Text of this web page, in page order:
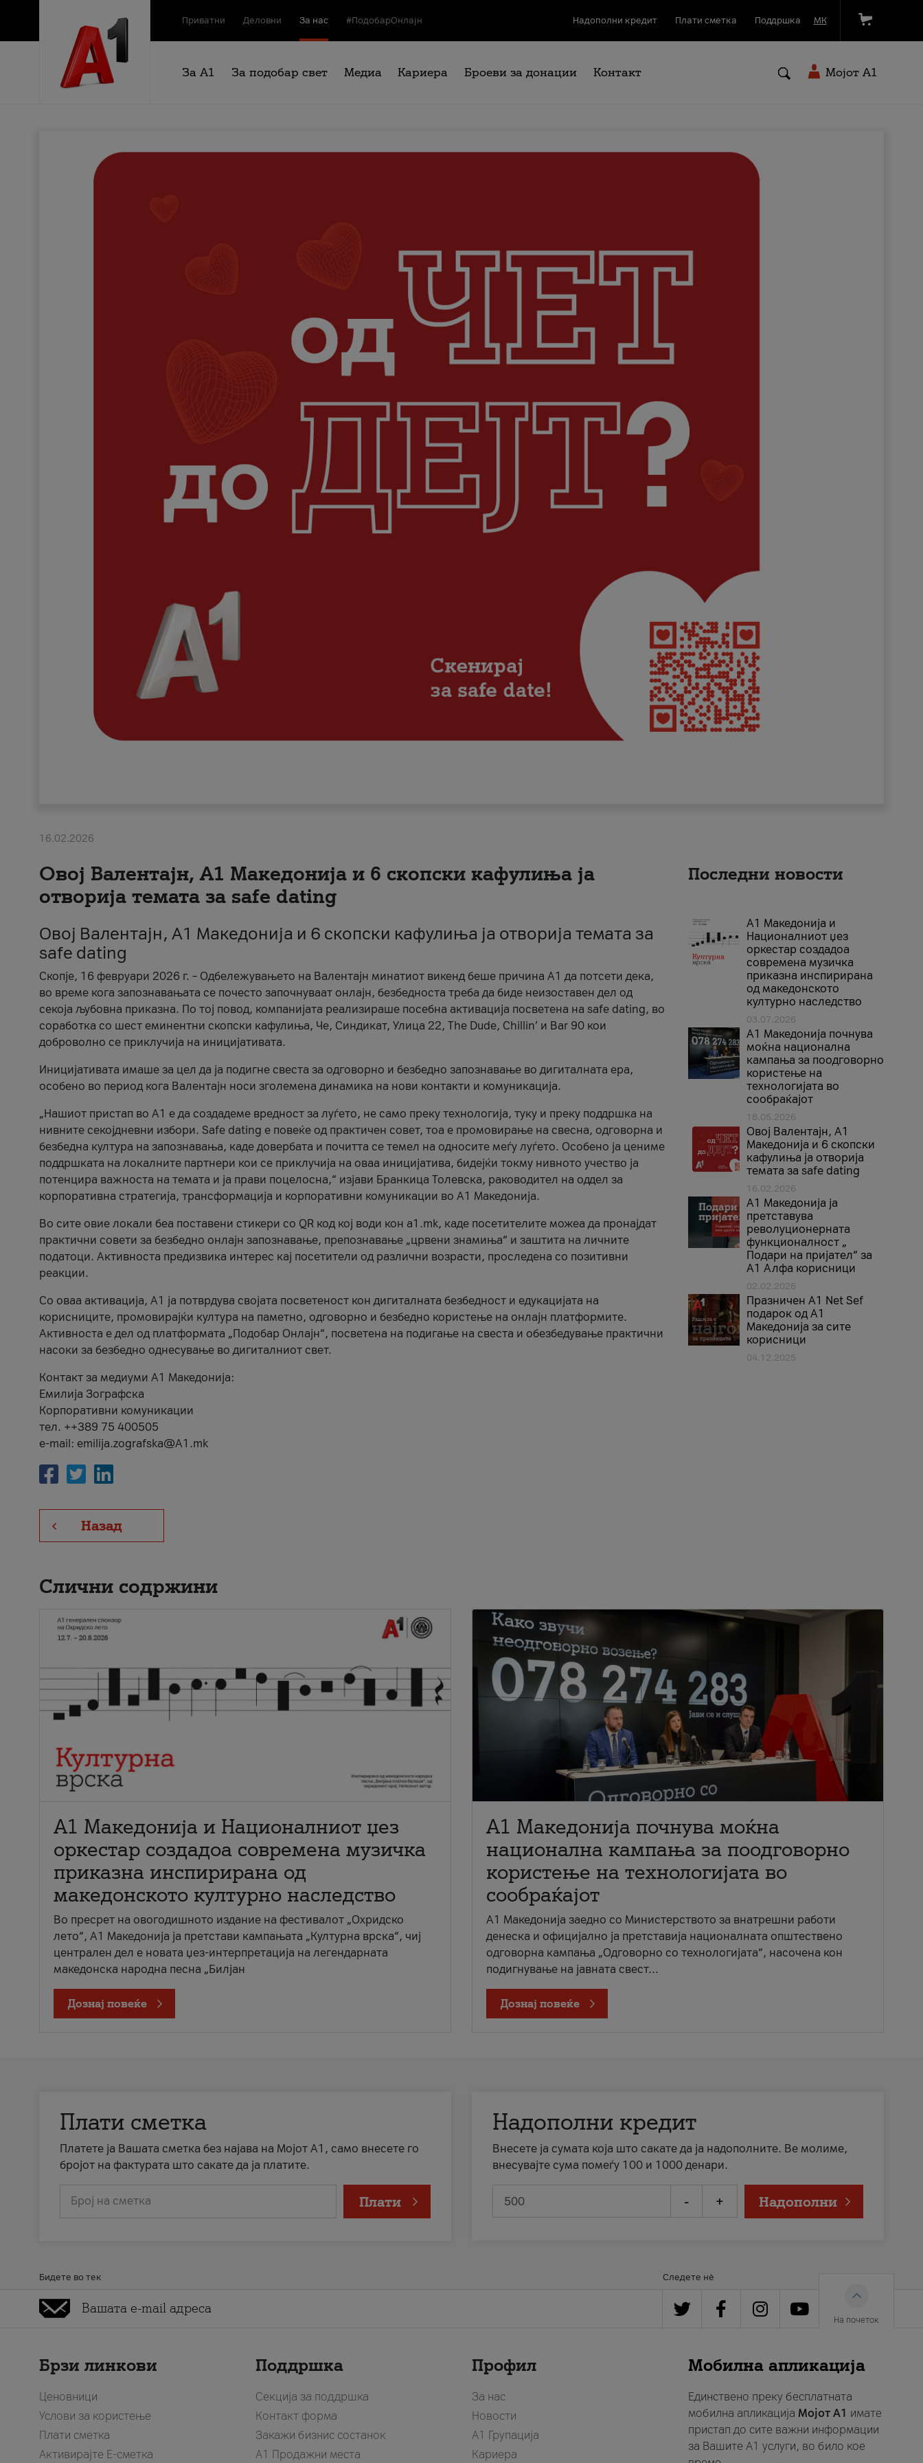
Приватни Деловни За нас #ПодобарОнлајн Надополни кредит Плати сметка Поддршка МК
За А1 За подобар свет Медиа Кариера Броеви за донации Контакт Мојот A1
16.02.2026
Овој Валентајн, A1 Македонија и 6 скопски кафулиња ја
отворија темата за safe dating
Овој Валентајн, A1 Македонија и 6 скопски кафулиња ја отворија темата за
safe dating
Скопје, 16 февруари 2026 г. – Одбележувањето на Валентајн минатиот викенд беше причина А1 да потсети дека,
во време кога запознавањата се почесто започнуваат онлајн, безбедноста треба да биде неизоставен дел од
секоја љубовна приказна. По тој повод, компанијата реализираше посебна активација посветена на safe dating, во
соработка со шест еминентни скопски кафулиња, Че, Синдикат, Улица 22, The Dude, Chillin’ и Bar 90 кои
доброволно се приклучија на иницијативата.
Иницијативата имаше за цел да ја подигне свеста за одговорно и безбедно запознавање во дигиталната ера,
особено во период кога Валентајн носи зголемена динамика на нови контакти и комуникација.
„Нашиот пристап во А1 е да создадеме вредност за луѓето, не само преку технологија, туку и преку поддршка на
нивните секојдневни избори. Safe dating е повеќе од практичен совет, тоа е промовирање на свесна, одговорна и
безбедна култура на запознавања, каде довербата и почитта се темел на односите меѓу луѓето. Особено ја цениме
поддршката на локалните партнери кои се приклучија на оваа иницијатива, бидејќи токму нивното учество ја
потенцира важноста на темата и ја прави поцелосна,“ изјави Бранкица Толевска, раководител на оддел за
корпоративна стратегија, трансформација и корпоративни комуникации во А1 Македонија.
Во сите овие локали беа поставени стикери со QR код кој води кон a1.mk, каде посетителите можеа да пронајдат
практични совети за безбедно онлајн запознавање, препознавање „црвени знамиња“ и заштита на личните
податоци. Активноста предизвика интерес кај посетители од различни возрасти, проследена со позитивни
реакции.
Со оваа активација, А1 ја потврдува својата посветеност кон дигиталната безбедност и едукацијата на
корисниците, промовирајќи култура на паметно, одговорно и безбедно користење на онлајн платформите.
Активноста е дел од платформата „Подобар Онлајн“, посветена на подигање на свеста и обезбедување практични
насоки за безбедно однесување во дигиталниот свет.
Контакт за медиуми А1 Македонија:
Емилија Зографска
Корпоративни комуникации
тел. ++389 75 400505
e-mail: emilija.zografska@A1.mk
Назад
Последни новости
А1 Македонија и
Националниот џез
оркестар создадоа
современа музичка
приказна инспирирана
од македонското
културно наследство
03.07.2026
A1 Македонија почнува
моќна национална
кампања за поодговорно
користење на
технологијата во
сообраќајот
18.05.2026
Овој Валентајн, A1
Македонија и 6 скопски
кафулиња ја отворија
темата за safe dating
16.02.2026
А1 Македонија ја
претставува
револуционерната
функционалност „
Подари на пријател“ за
А1 Алфа корисници
02.02.2026
Празничен A1 Net Sеf
подарок од А1
Македонија за сите
корисници
04.12.2025
Слични содржини
А1 Македонија и Националниот џез
оркестар создадоа современа музичка
приказна инспирирана од
македонското културно наследство
Во пресрет на овогодишното издание на фестивалот „Охридско
лето“, А1 Македонија ја претстави кампањата „Културна врска“, чиј
централен дел е новата џез-интерпретација на легендарната
македонска народна песна „Билјан
Дознај повеќе
A1 Македонија почнува моќна
национална кампања за поодговорно
користење на технологијата во
сообраќајот
A1 Македонија заедно со Министерството за внатрешни работи
денеска и официјално ја претставија националната општествено
одговорна кампања „Одговорно со технологијата“, насочена кон
подигнување на јавната свест...
Дознај повеќе
Плати сметка
Платете ја Вашата сметка без најава на Мојот А1, само внесете го
бројот на фактурата што сакате да ја платите.
Број на сметка Плати
Надополни кредит
Внесете ја сумата која што сакате да ја надополните. Ве молиме,
внесувајте сума помеѓу 100 и 1000 денари.
- + Надополни
Бидете во тек Следете нè
На почеток
Брзи линкови
Ценовници
Услови за користење
Плати сметка
Активирајте Е-сметка
Поддршка
Секција за поддршка
Контакт форма
Закажи бизнис состанок
A1 Продажни места
Профил
За нас
Новости
А1 Групација
Кариера
Мобилна апликација
Единствено преку бесплатната
мобилна апликација Мојот A1 имате
пристап до сите важни информации
за Вашите A1 услуги, во било кое